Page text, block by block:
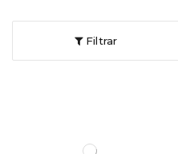
Filtrar